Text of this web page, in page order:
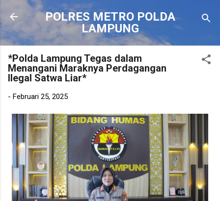
Langsung ke konten utama
POLRES METRO POLDA
LAMPUNG
*Polda Lampung Tegas dalam
Menangani Maraknya Perdagangan
Ilegal Satwa Liar*
- Februari 25, 2025